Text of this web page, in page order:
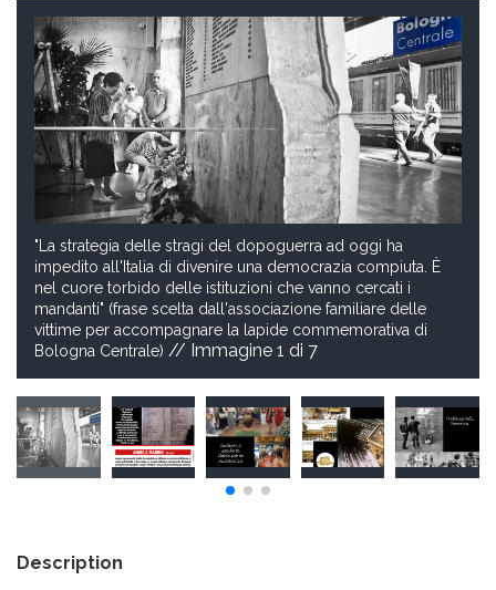
"La strategia delle stragi del dopoguerra ad oggi ha
impedito all'Italia di divenire una democrazia compiuta. È
nel cuore torbido delle istituzioni che vanno cercati i
mandanti" (frase scelta dall'associazione familiare delle
vittime per accompagnare la lapide commemorativa di
Bologna Centrale) // Immagine 1 di 7
Description